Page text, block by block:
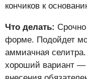
кончиков к
Что делать: Срочно
форме. Подойдет
аммиачная
хороший вариант